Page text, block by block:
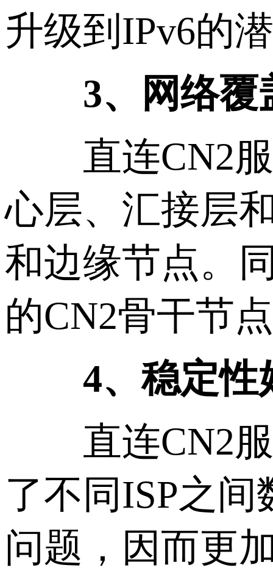
升级到IPv6的
3、网络覆
直连CN2服
心层、汇接层
和边缘节点。
的CN2骨干节
4、稳定性
直连CN2服
了不同ISP之
问题，因而更